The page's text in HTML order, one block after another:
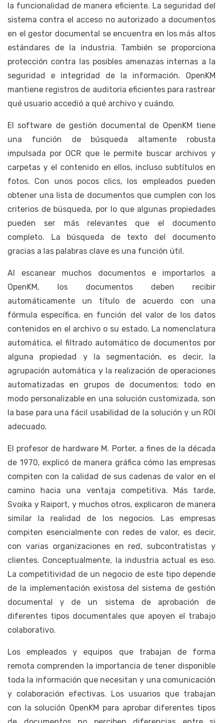
la funcionalidad de manera eficiente. La seguridad del
sistema contra el acceso no autorizado a documentos
en el gestor documental se encuentra en los más altos
estándares de la industria. También se proporciona
protección contra las posibles amenazas internas a la
seguridad e integridad de la información. OpenKM
mantiene registros de auditoría eficientes para rastrear
qué usuario accedió a qué archivo y cuándo.
El software de gestión documental de OpenKM tiene
una función de búsqueda altamente robusta
impulsada por OCR que le permite buscar archivos y
carpetas y el contenido en ellos, incluso subtítulos en
fotos. Con unos pocos clics, los empleados pueden
obtener una lista de documentos que cumplen con los
criterios de búsqueda, por lo que algunas propiedades
pueden ser más relevantes que el documento
completo. La búsqueda de texto del documento
gracias a las palabras clave es una función útil.
Al escanear muchos documentos e importarlos a
OpenKM, los documentos deben recibir
automáticamente un título de acuerdo con una
fórmula específica, en función del valor de los datos
contenidos en el archivo o su estado. La nomenclatura
automática, el filtrado automático de documentos por
alguna propiedad y la segmentación, es decir, la
agrupación automática y la realización de operaciones
automatizadas en grupos de documentos; todo en
modo personalizable en una solución customizada, son
la base para una fácil usabilidad de la solución y un ROI
adecuado.
El profesor de hardware M. Porter, a fines de la década
de 1970, explicó de manera gráfica cómo las empresas
compiten con la calidad de sus cadenas de valor en el
camino hacia una ventaja competitiva. Más tarde,
Svoika y Raiport, y muchos otros, explicaron de manera
similar la realidad de los negocios. Las empresas
compiten esencialmente con redes de valor, es decir,
con varias organizaciones en red, subcontratistas y
clientes. Conceptualmente, la industria actual es eso.
La competitividad de un negocio de este tipo depende
de la implementación existosa del sistema de gestión
documental y de un sistema de aprobación de
diferentes tipos documentales que apoyen el trabajo
colaborativo.
Los empleados y equipos que trabajan de forma
remota comprenden la importancia de tener disponible
toda la información que necesitan y una comunicación
y colaboración efectivas. Los usuarios que trabajan
con la solución OpenKM para aprobar diferentes tipos